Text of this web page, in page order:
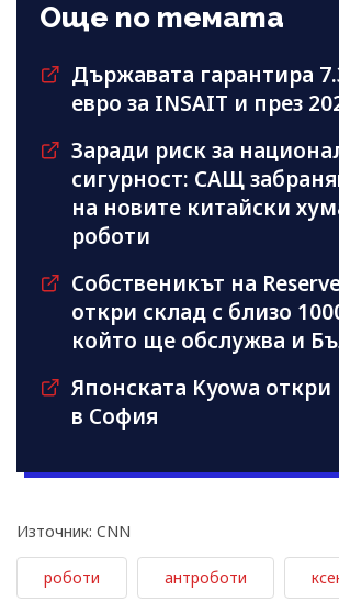
Още по темата
Държавата гарантира
евро за INSAIT и през
Заради риск за
сигурност: САЩ
на новите китайски
роботи
Собственикът на
откри склад с близо
който ще обслужва и
Японската Kyowa откри
в София
Източник: CNN
роботи антроботи